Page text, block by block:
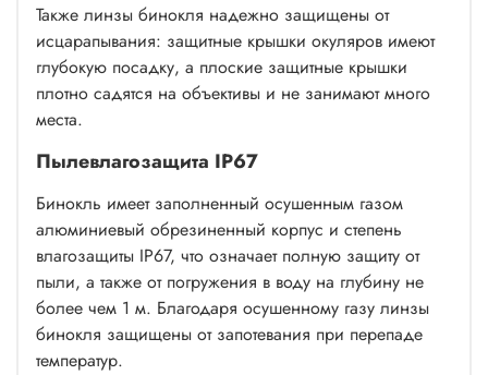
Также линзы бинокля надежно защищены от
исцарапывания: защитные крышки окуляров имеют
глубокую посадку, а плоские защитные крышки
плотно садятся на объективы и не занимают много
места.
Пылевлагозащита IP67
Бинокль имеет заполненный осушенным газом
алюминиевый обрезиненный корпус и степень
влагозащиты IP67, что означает полную защиту от
пыли, а также от погружения в воду на глубину не
более чем 1 м. Благодаря осушенному газу линзы
бинокля защищены от запотевания при перепаде
температур.